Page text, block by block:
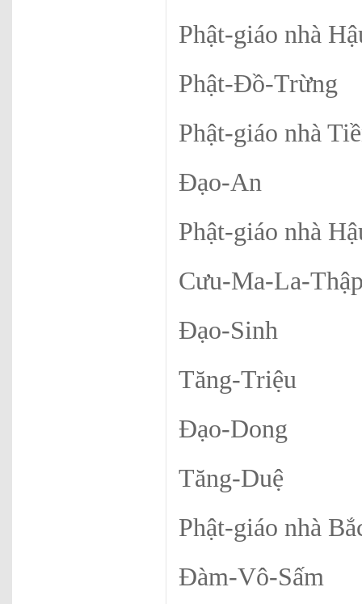
Phật-giáo nhà
Phật-Đồ-Trừng
Phật-giáo nhà
Đạo-An
Phật-giáo nhà
Cưu-Ma-La-
Đạo-Sinh
Tăng-Triệu
Đạo-Dong
Tăng-Duệ
Phật-giáo nhà
Đàm-Vô-Sấm